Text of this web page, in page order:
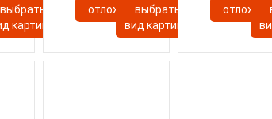
выбрать
картины
отложитьвыбрать
вид картины